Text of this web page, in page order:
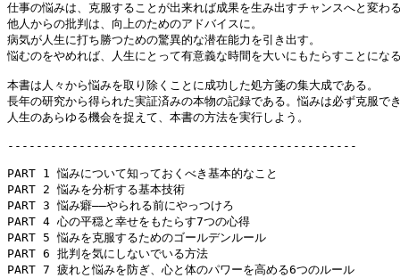
仕事の悩みは、克服することが出来れば成果を生み出すチャンスへと変わ
他人からの批判は、向上のためのアドバイスに。
病気が人生に打ち勝つための驚異的な潜在能力を引き出す。
悩むのをやめれば、人生にとって有意義な時間を大いにもたらすことにな
本書は人々から悩みを取り除くことに成功した処方箋の集大成である。
長年の研究から得られた実証済みの本物の記録である。悩みは必ず克服で
人生のあらゆる機会を捉えて、本書の方法を実行しよう。
-------------------------------------------------
PART 1 悩みについて知っておくべき基本的なこと
PART 2 悩みを分析する基本技術
PART 3 悩み癖――やられる前にやっつけろ
PART 4 心の平穏と幸せをもたらす7つの心得
PART 5 悩みを克服するためのゴールデンルール
PART 6 批判を気にしないでいる方法
PART 7 疲れと悩みを防ぎ、心と体のパワーを高める6つのルール